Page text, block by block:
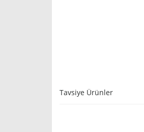
Tavsiye Ürünler